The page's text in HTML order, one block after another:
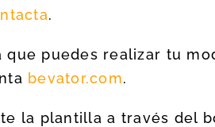
.
que puedes realizar tu
bevator.com.
la plantilla a través del